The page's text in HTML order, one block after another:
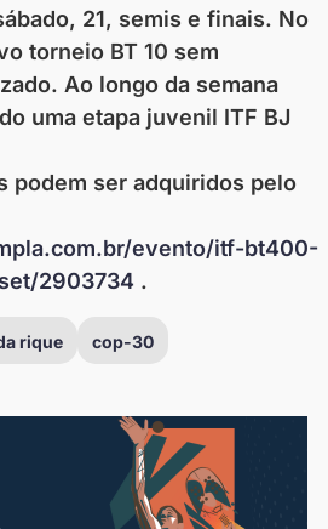
21, semis e finais. No
torneio BT 10 sem
Ao longo da semana
uma etapa juvenil ITF BJ
podem ser adquiridos pelo
evento/itf-bt400-
2903734 .
rique cop-30